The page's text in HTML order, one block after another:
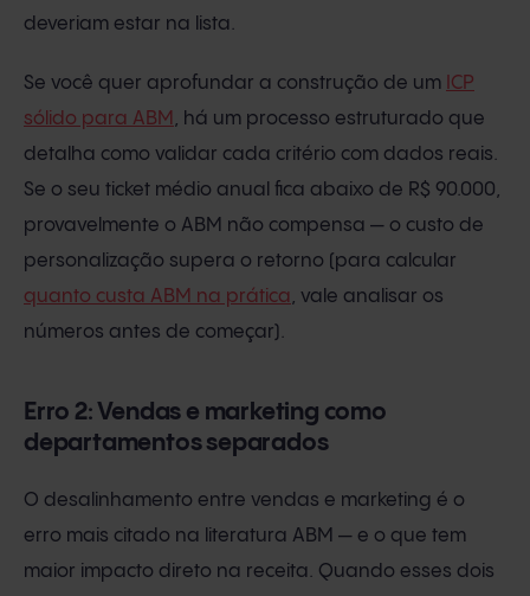
deveriam estar na lista.
Se você quer aprofundar a construção de um ICP
sólido para ABM , há um processo estruturado que
detalha como validar cada critério com dados reais.
Se o seu ticket médio anual fica abaixo de R$ 90.000,
provavelmente o ABM não compensa — o custo de
personalização supera o retorno (para calcular
quanto custa ABM na prática , vale analisar os
números antes de começar).
Erro 2: Vendas e marketing como
departamentos separados
O desalinhamento entre vendas e marketing é o
erro mais citado na literatura ABM — e o que tem
maior impacto direto na receita. Quando esses dois